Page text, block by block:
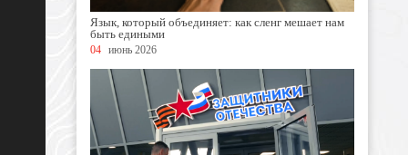
Язык, который объединяет: как сленг мешает нам
быть едиными
04 июнь 2026